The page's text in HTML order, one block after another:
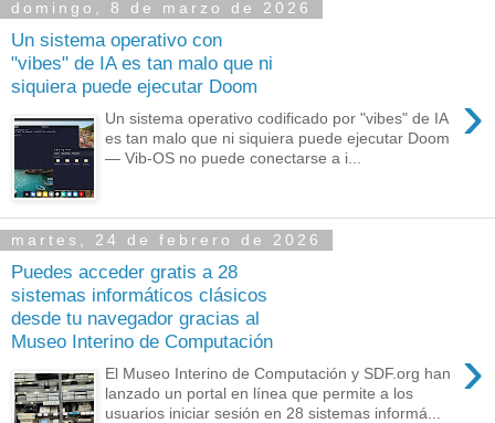
domingo, 8 de marzo de 2026
Un sistema operativo con
"vibes" de IA es tan malo que ni
siquiera puede ejecutar Doom
›
Un sistema operativo codificado por "vibes" de IA
es tan malo que ni siquiera puede ejecutar Doom
— Vib-OS no puede conectarse a i...
martes, 24 de febrero de 2026
Puedes acceder gratis a 28
sistemas informáticos clásicos
desde tu navegador gracias al
Museo Interino de Computación
›
El Museo Interino de Computación y SDF.org han
lanzado un portal en línea que permite a los
usuarios iniciar sesión en 28 sistemas informá...